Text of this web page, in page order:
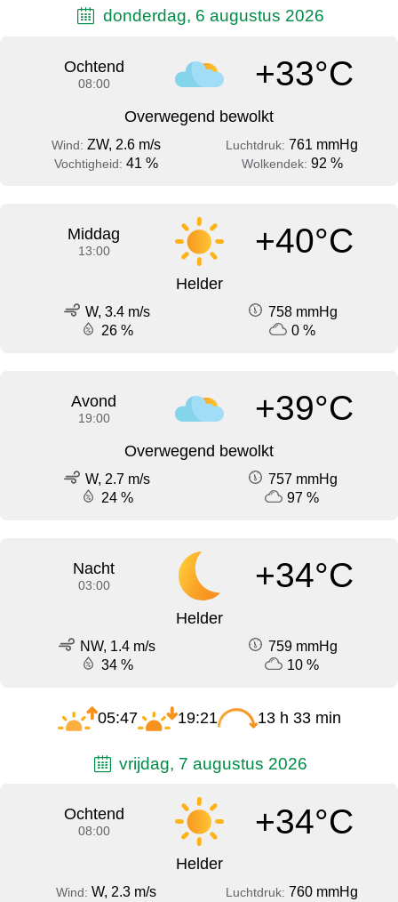
donderdag, 6 augustus 2026
Ochtend
08:00 +33°C
Overwegend bewolkt
Wind: ZW, 2.6 m/s Luchtdruk: 761 mmHg
Vochtigheid: 41 % Wolkendek: 92 %
Middag
13:00 +40°C
Helder
W, 3.4 m/s
758 mmHg
26 %
0 %
Avond
19:00 +39°C
Overwegend bewolkt
W, 2.7 m/s
757 mmHg
24 %
97 %
Nacht
03:00 +34°C
Helder
NW, 1.4 m/s
759 mmHg
34 %
10 %
05:47 19:21 13 h 33 min
vrijdag, 7 augustus 2026
Ochtend
08:00 +34°C
Helder
Wind: W, 2.3 m/s Luchtdruk: 760 mmHg